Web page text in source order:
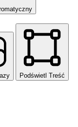
Podświetl Treść